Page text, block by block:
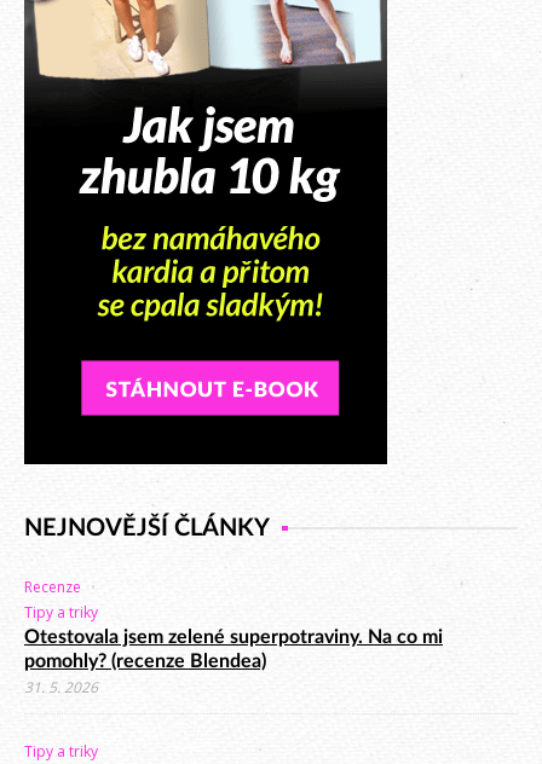
NEJNOVĚJŠÍ ČLÁNKY
Recenze
Tipy a triky
Otestovala jsem zelené superpotraviny. Na co mi
pomohly? (recenze Blendea)
31. 5. 2026
Tipy a triky